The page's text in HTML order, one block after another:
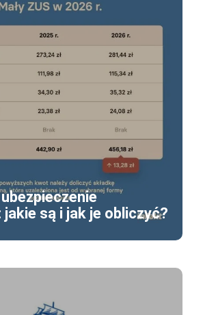
jakie są i jak je obliczyć?